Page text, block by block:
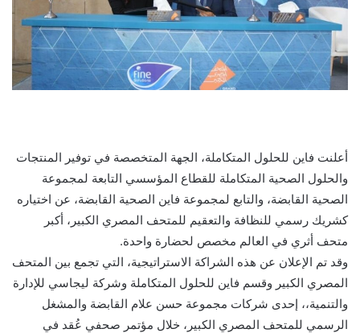
أعلنت فاين للحلول المتكاملة، الجهة المتخصصة في توفير المنتجات
والحلول الصحية المتكاملة للقطاع المؤسسي التابعة لمجموعة
الصحية القابضة، والتابع لمجموعة فاين الصحية القابضة، عن اختياره
كشريك رسمي للنظافة والتعقيم للمتحف المصري الكبير، أكبر
متحف أثري في العالم مخصص لحضارة واحدة.
وقد تم الإعلان عن هذه الشراكة الاستراتيجية، التي تجمع بين المتحف
المصري الكبير وقسم فاين للحلول المتكاملة وشركة ليجاسي للإدارة
والتنمية،، إحدى شركات مجموعة حسن علام القابضة والمشغل
الرسمي للمتحف المصري الكبير، خلال مؤتمر صحفي عُقد في